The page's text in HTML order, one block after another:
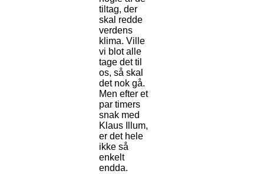
tiltag, der
skal redde
verdens
klima. Ville
vi blot alle
tage det til
os, så skal
det nok gå.
Men efter et
par timers
snak med
Klaus Illum,
er det hele
ikke så
enkelt
endda.